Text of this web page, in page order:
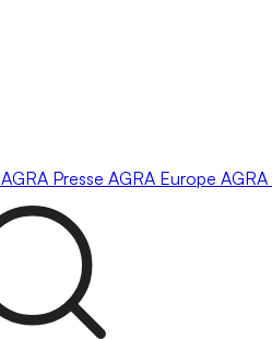
AGRA Presse AGRA Europe AGRA